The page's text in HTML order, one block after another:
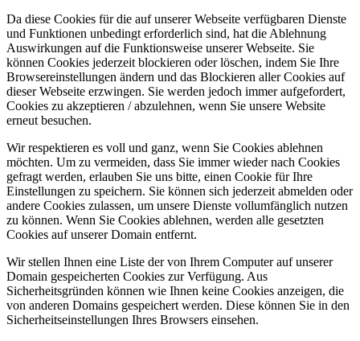
Da diese Cookies für die auf unserer Webseite verfügbaren Dienste
und Funktionen unbedingt erforderlich sind, hat die Ablehnung
Auswirkungen auf die Funktionsweise unserer Webseite. Sie
können Cookies jederzeit blockieren oder löschen, indem Sie Ihre
Browsereinstellungen ändern und das Blockieren aller Cookies auf
dieser Webseite erzwingen. Sie werden jedoch immer aufgefordert,
Cookies zu akzeptieren / abzulehnen, wenn Sie unsere Website
erneut besuchen.
Wir respektieren es voll und ganz, wenn Sie Cookies ablehnen
möchten. Um zu vermeiden, dass Sie immer wieder nach Cookies
gefragt werden, erlauben Sie uns bitte, einen Cookie für Ihre
Einstellungen zu speichern. Sie können sich jederzeit abmelden oder
andere Cookies zulassen, um unsere Dienste vollumfänglich nutzen
zu können. Wenn Sie Cookies ablehnen, werden alle gesetzten
Cookies auf unserer Domain entfernt.
Wir stellen Ihnen eine Liste der von Ihrem Computer auf unserer
Domain gespeicherten Cookies zur Verfügung. Aus
Sicherheitsgründen können wie Ihnen keine Cookies anzeigen, die
von anderen Domains gespeichert werden. Diese können Sie in den
Sicherheitseinstellungen Ihres Browsers einsehen.